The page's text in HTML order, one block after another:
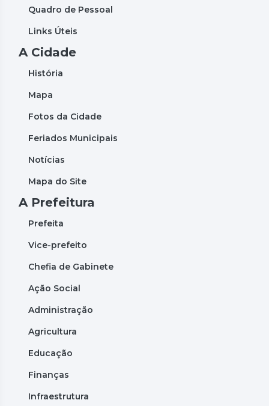
Quadro de Pessoal
Links Úteis
A Cidade
História
Mapa
Fotos da Cidade
Feriados Municipais
Notícias
Mapa do Site
A Prefeitura
Prefeita
Vice-prefeito
Chefia de Gabinete
Ação Social
Administração
Agricultura
Educação
Finanças
Infraestrutura